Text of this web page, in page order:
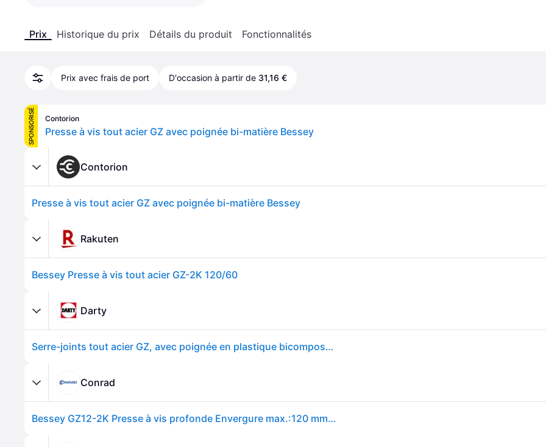
Prix Historique du prix Détails du produit Fonctionnalités
Prix avec frais de port D'occasion à partir de 31,16 €
SPONSORISÉ Contorion
Presse à vis tout acier GZ avec poignée bi-matière Bessey
Contorion
Presse à vis tout acier GZ avec poignée bi-matière Bessey
Rakuten
Bessey Presse à vis tout acier GZ-2K 120/60
Darty
Serre-joints tout acier GZ, avec poignée en plastique bicomposants, Capacité de serrage : 120 mm, Portée 60 mm, Glissière 15,0 x 6,0 mm
Conrad
Bessey GZ12-2K Presse à vis profonde Envergure max.:120 mm Longueur: 170 mm Mesures dempattement:60 mm